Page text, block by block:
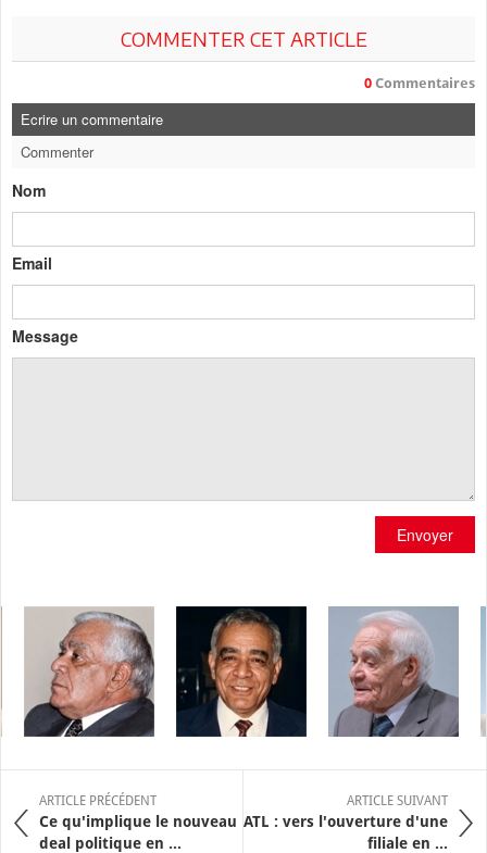
COMMENTER CET ARTICLE
0 Commentaires
Ecrire un commentaire
Commenter
Nom
Email
Message
Envoyer
ARTICLE PRÉCÉDENT
Ce qu'implique le nouveau
deal politique en ...
ARTICLE SUIVANT
ATL : vers l'ouverture d'une
filiale en ...